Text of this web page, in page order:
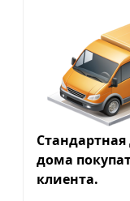
дома
клиента.